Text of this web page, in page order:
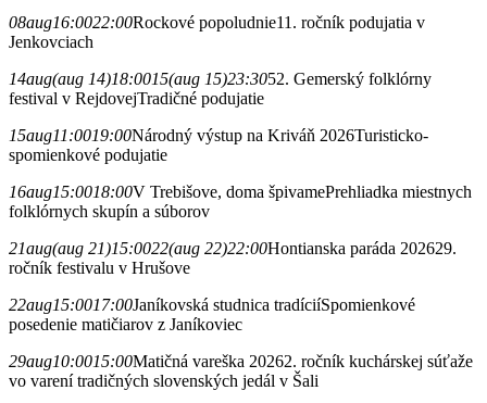
08aug16:0022:00Rockové popoludnie11. ročník podujatia v
Jenkovciach
14aug(aug 14)18:0015(aug 15)23:3052. Gemerský folklórny
festival v RejdovejTradičné podujatie
15aug11:0019:00Národný výstup na Kriváň 2026Turisticko-
spomienkové podujatie
16aug15:0018:00V Trebišove, doma špivamePrehliadka miestnych
folklórnych skupín a súborov
21aug(aug 21)15:0022(aug 22)22:00Hontianska paráda 202629.
ročník festivalu v Hrušove
22aug15:0017:00Janíkovská studnica tradíciíSpomienkové
posedenie matičiarov z Janíkoviec
29aug10:0015:00Matičná vareška 20262. ročník kuchárskej súťaže
vo varení tradičných slovenských jedál v Šali